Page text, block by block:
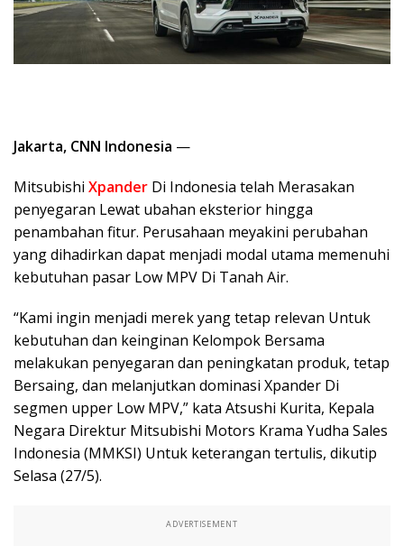
Jakarta, CNN Indonesia —
Mitsubishi Xpander Di Indonesia telah Merasakan
penyegaran Lewat ubahan eksterior hingga
penambahan fitur. Perusahaan meyakini perubahan
yang dihadirkan dapat menjadi modal utama memenuhi
kebutuhan pasar Low MPV Di Tanah Air.
“Kami ingin menjadi merek yang tetap relevan Untuk
kebutuhan dan keinginan Kelompok Bersama
melakukan penyegaran dan peningkatan produk, tetap
Bersaing, dan melanjutkan dominasi Xpander Di
segmen upper Low MPV,” kata Atsushi Kurita, Kepala
Negara Direktur Mitsubishi Motors Krama Yudha Sales
Indonesia (MMKSI) Untuk keterangan tertulis, dikutip
Selasa (27/5).
ADVERTISEMENT